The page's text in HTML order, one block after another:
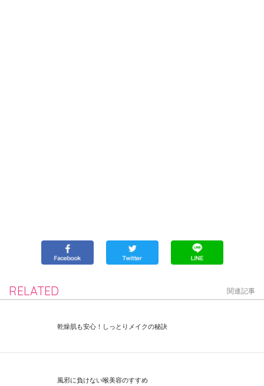
RELATED 関連記事
乾燥肌も安心！しっとりメイクの秘訣
風邪に負けない喉美容のすすめ